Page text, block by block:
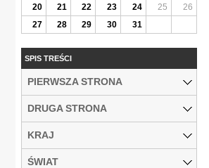
20
21 22 23 24 25
26
27
28 29 30 31
SPIS TREŚCI
PIERWSZA STRONA
DRUGA STRONA
KRAJ
ŚWIAT